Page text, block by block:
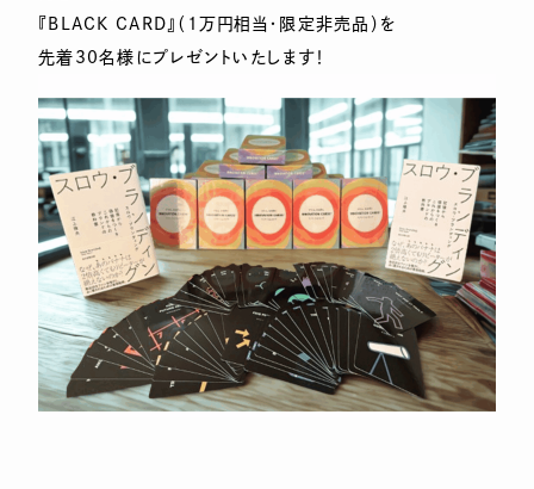
『BLACK CARD』（1万円相当・限定非売品）を
先着30名様にプレゼントいたします！